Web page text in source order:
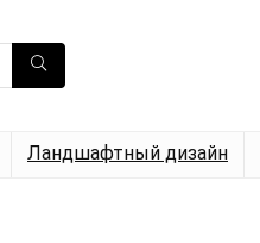
Ландшафтный дизайн